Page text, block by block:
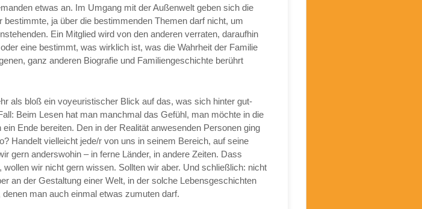
etwas an. Im Umgang mit der Außenwelt geben sich die
ja über die bestimmenden Themen darf nicht, um
Ein Mitglied wird von den anderen verraten, daraufhin
eine bestimmt, was wirklich ist, was die Wahrheit der Familie
ganz anderen Biografie und Familiengeschichte berührt
als bloß ein voyeuristischer Blick auf das, was sich hinter gut-
Beim Lesen hat man manchmal das Gefühl, man möchte in die
Ende bereiten. Den in der Realität anwesenden Personen ging
Handelt vielleicht jede/r von uns in seinem Bereich, auf seine
gern anderswohin – in ferne Länder, in andere Zeiten. Dass
wir nicht gern wissen. Sollten wir aber. Und schließlich: nicht
an der Gestaltung einer Welt, in der solche Lebensgeschichten
man auch einmal etwas zumuten darf.